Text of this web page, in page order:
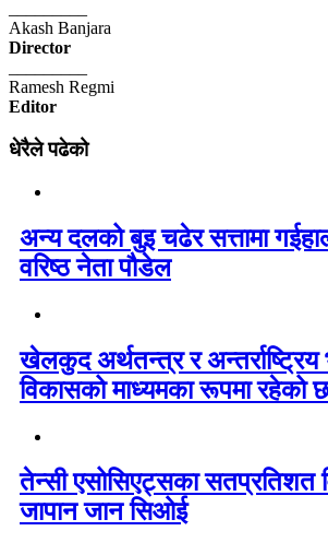
Akash Banjara
Director
Ramesh Regmi
Editor
धेरैले पढेको
अन्य दलको बुइ चढेर सत्तामा
वरिष्ठ नेता पौडेल
खेलकुद अर्थतन्त्र र अन्तर्राष्ट्रिय
विकासको माध्यमका रूपमा रहेको
तेन्सी एसोसिएट्सका सतप्रतिशत
जापान जान सिओई